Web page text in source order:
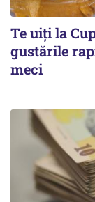
Te uiți la
gustările
meci